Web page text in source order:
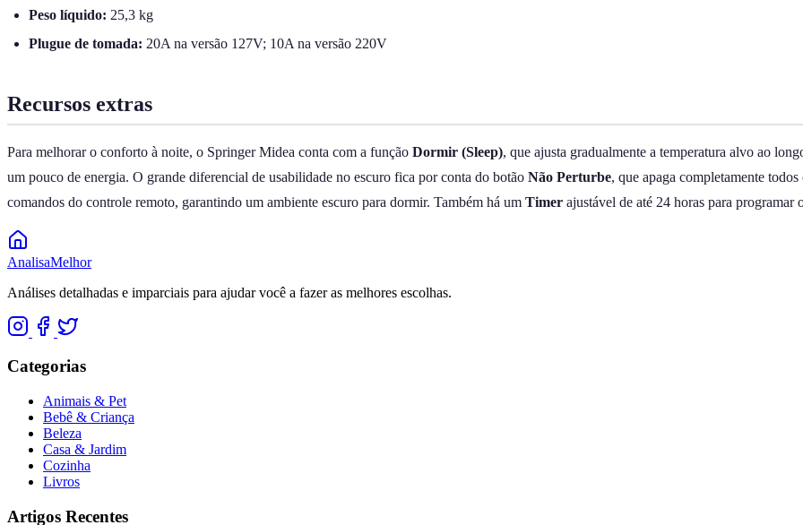
Peso líquido: 25,3 kg
Plugue de tomada: 20A na versão 127V; 10A na versão 220V
Recursos extras
Para melhorar o conforto à noite, o Springer Midea conta com a função Dormir (Sleep), que ajusta gradualmente a temperatura alvo ao
um pouco de energia. O grande diferencial de usabilidade no escuro fica por conta do botão Não Perturbe, que apaga completamente
comandos do controle remoto, garantindo um ambiente escuro para dormir. Também há um Timer ajustável de até 24 horas para programar
AnalisaMelhor
Análises detalhadas e imparciais para ajudar você a fazer as melhores escolhas.
Categorias
Animais & Pet
Bebê & Criança
Beleza
Casa & Jardim
Cozinha
Livros
Artigos Recentes